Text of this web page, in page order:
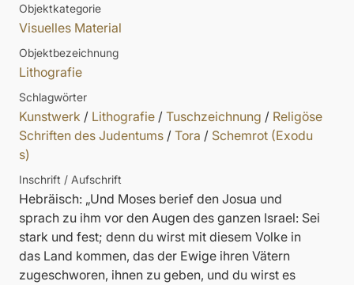
Objektkategorie
Visuelles Material
Objektbezeichnung
Lithografie
Schlagwörter
Kunstwerk / Lithografie / Tuschzeichnung / Religöse
Schriften des Judentums / Tora / Schemrot (Exodu
s)
Inschrift / Aufschrift
Hebräisch: „Und Moses berief den Josua und
sprach zu ihm vor den Augen des ganzen Israel: Sei
stark und fest; denn du wirst mit diesem Volke in
das Land kommen, das der Ewige ihren Vätern
zugeschworen, ihnen zu geben, und du wirst es